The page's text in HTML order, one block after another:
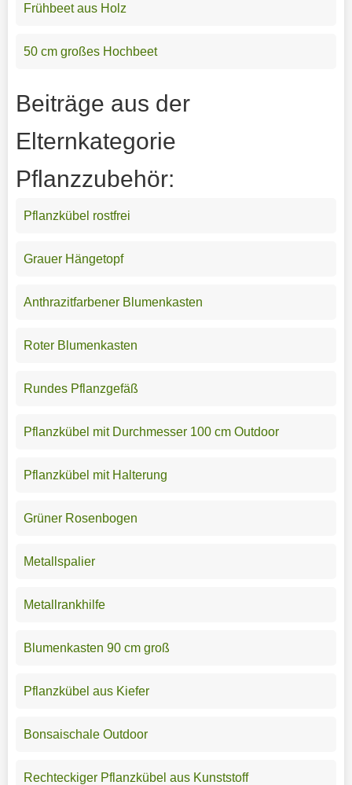
Frühbeet aus Holz
50 cm großes Hochbeet
Beiträge aus der
Elternkategorie
Pflanzzubehör:
Pflanzkübel rostfrei
Grauer Hängetopf
Anthrazitfarbener Blumenkasten
Roter Blumenkasten
Rundes Pflanzgefäß
Pflanzkübel mit Durchmesser 100 cm Outdoor
Pflanzkübel mit Halterung
Grüner Rosenbogen
Metallspalier
Metallrankhilfe
Blumenkasten 90 cm groß
Pflanzkübel aus Kiefer
Bonsaischale Outdoor
Rechteckiger Pflanzkübel aus Kunststoff